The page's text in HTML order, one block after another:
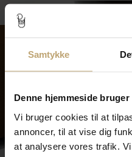
Samtykke
Denne hjemmeside
Vi bruger cookies til at
annoncer, til at vise dig
at analysere vores trafik.